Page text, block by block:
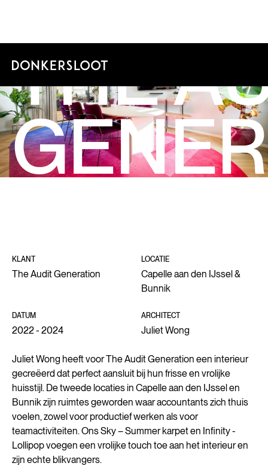
THE
KLANT
The Audit Generation
LOCATIE
Capelle aan den IJssel &
Bunnik
DATUM
2022 - 2024
ARCHITECT
Juliet Wong
Juliet Wong heeft voor The Audit Generation een interieur
gecreëerd dat perfect aansluit bij hun frisse en vrolijke
huisstijl. De tweede locaties in Capelle aan den IJssel en
Bunnik zijn ruimtes geworden waar accountants zich thuis
voelen, zowel voor productief werken als voor
teamactiviteiten. Ons Sky – Summer karpet en Infinity -
Lollipop voegen een vrolijke touch toe aan het interieur en
zijn echte blikvangers.